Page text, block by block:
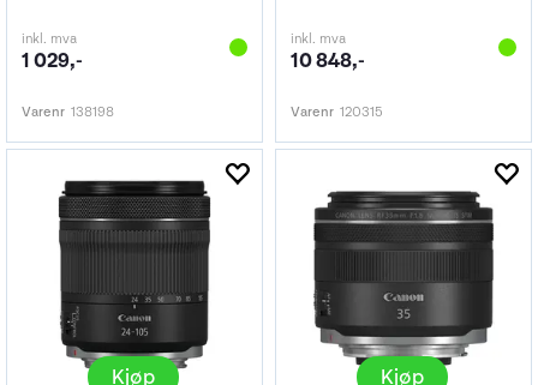
inkl. mva
1 029,-
Varenr 138198
inkl. mva
10 848,-
Varenr 120315
Kjøp Kjøp